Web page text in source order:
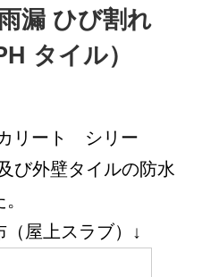
漏 ひび割れ
タイル）
リート シリー
び外壁タイルの防水
屋上スラブ）↓